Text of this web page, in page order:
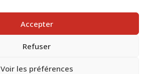
Accepter
Refuser
Voir les préférences
- TOUS DROITS RÉSERVÉS -
PAR :INGÉNIERIE TECH